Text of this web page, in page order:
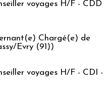
voyages H/F - CDD
Chargé(e) de
Evry (91))
voyages H/F - CDI -